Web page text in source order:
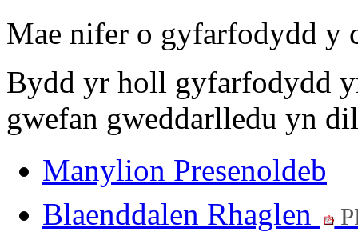
Mae nifer o gyfarfodydd y
Bydd yr holl gyfarfodydd
gwefan gweddarlledu yn
Manylion Presenoldeb
Blaenddalen Rhaglen